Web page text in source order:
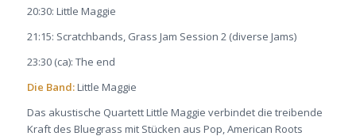
20:30: Little Maggie
21:15: Scratchbands, Grass Jam Session 2 (diverse Jams)
23:30 (ca): The end
Die Band:Little Maggie
Das akustische Quartett Little Maggie verbindet die treibende
Kraft des Bluegrass mit Stücken aus Pop, American Roots